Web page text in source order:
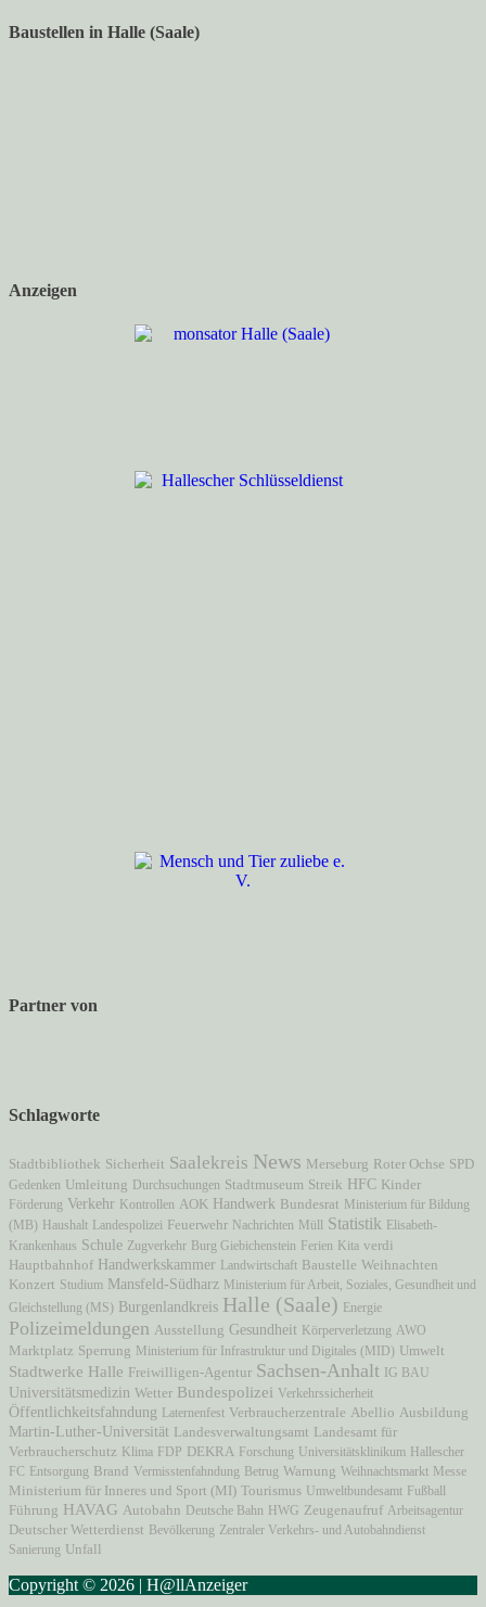
Baustellen in Halle (Saale)
Anzeigen
Partner von
Schlagworte
Stadtbibliothek Sicherheit Saalekreis News Merseburg Roter Ochse SPD
Gedenken Umleitung Durchsuchungen Stadtmuseum Streik HFC Kinder
Förderung Verkehr Kontrollen AOK Handwerk Bundesrat Ministerium für Bildung
(MB) Haushalt Landespolizei Feuerwehr Nachrichten Müll Statistik Elisabeth-
Krankenhaus Schule Zugverkehr Burg Giebichenstein Ferien Kita verdi
Hauptbahnhof Handwerkskammer Landwirtschaft Baustelle Weihnachten
Konzert Studium Mansfeld-Südharz Ministerium für Arbeit, Soziales, Gesundheit und
Gleichstellung (MS) Burgenlandkreis Halle (Saale) Energie
Polizeimeldungen Ausstellung Gesundheit Körperverletzung AWO
Marktplatz Sperrung Ministerium für Infrastruktur und Digitales (MID) Umwelt
Stadtwerke Halle Freiwilligen-Agentur Sachsen-Anhalt IG BAU
Universitätsmedizin Wetter Bundespolizei Verkehrssicherheit
Öffentlichkeitsfahndung Laternenfest Verbraucherzentrale Abellio Ausbildung
Martin-Luther-Universität Landesverwaltungsamt Landesamt für
Verbraucherschutz Klima FDP DEKRA Forschung Universitätsklinikum Hallescher
FC Entsorgung Brand Vermisstenfahndung Betrug Warnung Weihnachtsmarkt Messe
Ministerium für Inneres und Sport (MI) Tourismus Umweltbundesamt Fußball
Führung HAVAG Autobahn Deutsche Bahn HWG Zeugenaufruf Arbeitsagentur
Deutscher Wetterdienst Bevölkerung Zentraler Verkehrs- und Autobahndienst
Sanierung Unfall
Copyright © 2026 | H@llAnzeiger